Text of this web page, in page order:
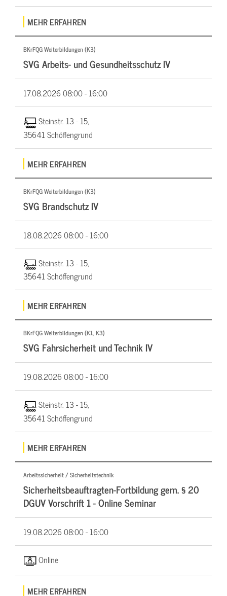
MEHR ERFAHREN
BKrFQG Weiterbildungen (K3)
SVG Arbeits- und Gesundheitsschutz IV
17.08.202608:00 - 16:00
Steinstr. 13 - 15,
35641 Schöffengrund
MEHR ERFAHREN
BKrFQG Weiterbildungen (K3)
SVG Brandschutz IV
18.08.202608:00 - 16:00
Steinstr. 13 - 15,
35641 Schöffengrund
MEHR ERFAHREN
BKrFQG Weiterbildungen (K1, K3)
SVG Fahrsicherheit und Technik IV
19.08.202608:00 - 16:00
Steinstr. 13 - 15,
35641 Schöffengrund
MEHR ERFAHREN
Arbeitssicherheit / Sicherheitstechnik
Sicherheitsbeauftragten-Fortbildung gem. § 20
DGUV Vorschrift 1 - Online Seminar
19.08.202608:00 - 16:00
Online
MEHR ERFAHREN